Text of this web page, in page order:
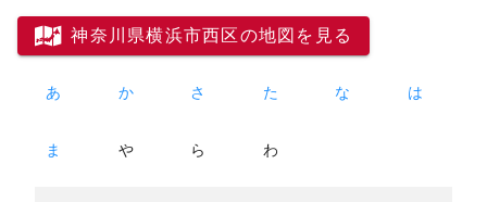
神奈川県横浜市西区の地図を見る
あ か さ た な は
ま や ら わ